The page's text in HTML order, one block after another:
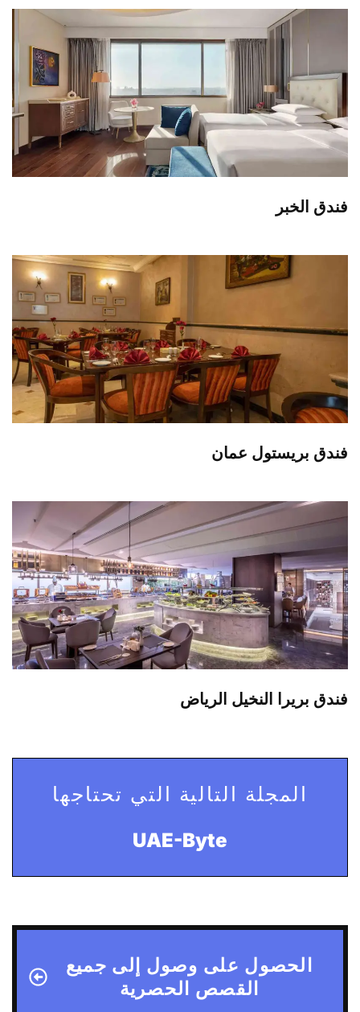
فندق الخبر
فندق بريستول عمان
فندق بريرا النخيل الرياض
المجلة التالية التي تحتاجها
UAE-Byte
الحصول على وصول إلى جميع
القصص الحصرية